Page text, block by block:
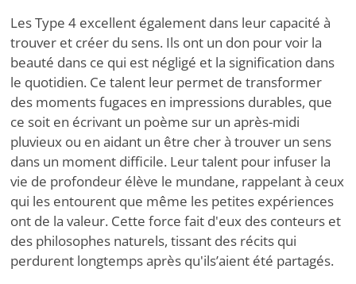
Les Type 4 excellent également dans leur capacité à
trouver et créer du sens. Ils ont un don pour voir la
beauté dans ce qui est négligé et la signification dans
le quotidien. Ce talent leur permet de transformer
des moments fugaces en impressions durables, que
ce soit en écrivant un poème sur un après-midi
pluvieux ou en aidant un être cher à trouver un sens
dans un moment difficile. Leur talent pour infuser la
vie de profondeur élève le mundane, rappelant à ceux
qui les entourent que même les petites expériences
ont de la valeur. Cette force fait d'eux des conteurs et
des philosophes naturels, tissant des récits qui
perdurent longtemps après qu'ils’aient été partagés.